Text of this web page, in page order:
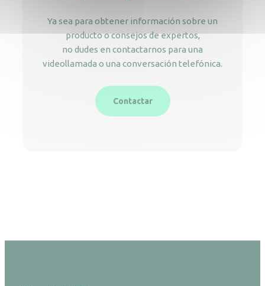
Ya sea para obtener información sobre un
producto o consejos de expertos,
no dudes en contactarnos para una
videollamada o una conversación telefónica.
Contactar